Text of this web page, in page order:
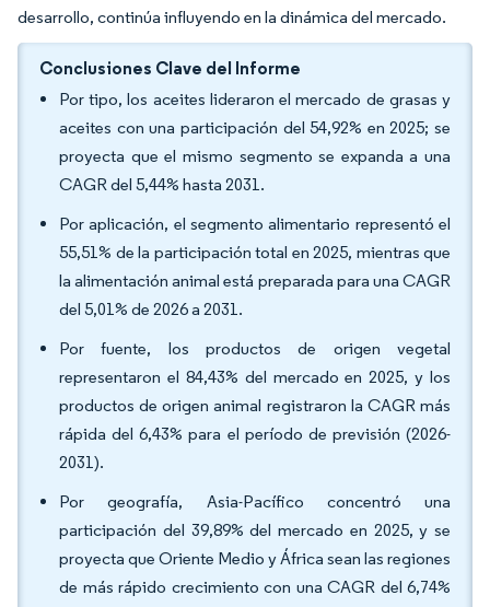
desarrollo, continúa influyendo en la dinámica del mercado.
Conclusiones Clave del Informe
Por tipo, los aceites lideraron el mercado de grasas y
aceites con una participación del 54,92% en 2025; se
proyecta que el mismo segmento se expanda a una
CAGR del 5,44% hasta 2031.
Por aplicación, el segmento alimentario representó el
55,51% de la participación total en 2025, mientras que
la alimentación animal está preparada para una CAGR
del 5,01% de 2026 a 2031.
Por fuente, los productos de origen vegetal
representaron el 84,43% del mercado en 2025, y los
productos de origen animal registraron la CAGR más
rápida del 6,43% para el período de previsión (2026-
2031).
Por geografía, Asia-Pacífico concentró una
participación del 39,89% del mercado en 2025, y se
proyecta que Oriente Medio y África sean las regiones
de más rápido crecimiento con una CAGR del 6,74%